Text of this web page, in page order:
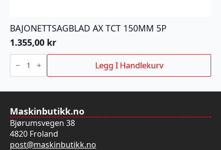
BAJONETTSAGBLAD AX TCT 150MM 5P
1.355,00 kr
BAJONETTSAGBLAD
AX
150MM
antall
Legg I Handlekurv
Maskinbutikk.no
Bjørumsvegen 38
4820 Froland
post@maskinbutikk.no